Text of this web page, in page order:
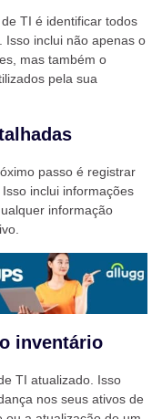
TI é identificar todos
Isso inclui não apenas o
mas também o
pela sua
passo é registrar
inclui informações
informação
inventário
TI atualizado. Isso
nos seus ativos de